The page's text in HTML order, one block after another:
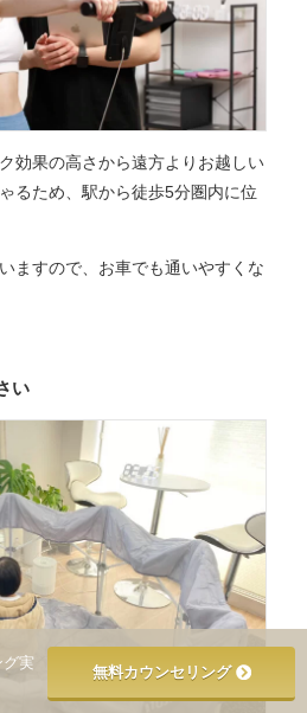
効果の高さから遠方よりお越しい
るため、駅から徒歩5分圏内に位
ますので、お車でも通いやすくな
い
実
無料カウンセリング